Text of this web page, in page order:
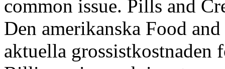
common issue. Pills and
Den amerikanska Food
aktuella